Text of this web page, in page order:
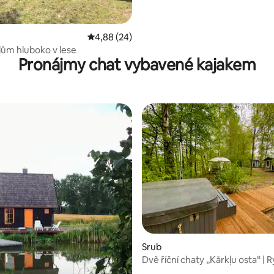
z 5, 75 hodnocení
Průměrné hodnocení 4,88 z 5, 24 hodnocení
4,88 (24)
hluboko v lese
Pronájmy chat vybavené kajakem
Srub
Dvě říční chaty „Kārkļu osta“ |